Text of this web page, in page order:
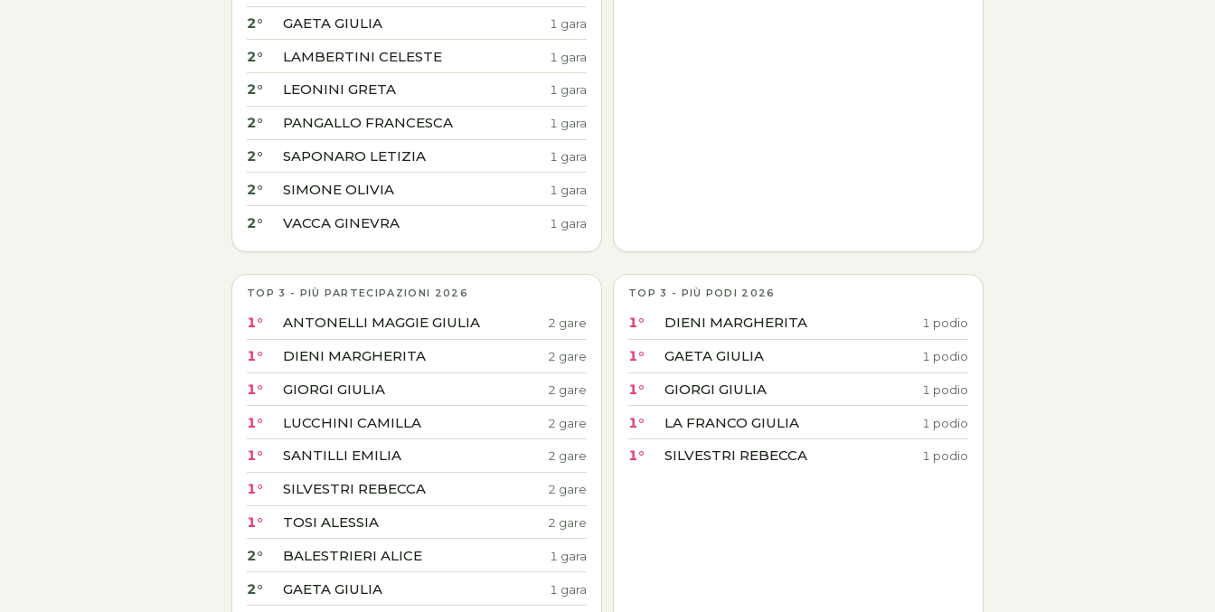
2° GAETA GIULIA 1 gara
2° LAMBERTINI CELESTE 1 gara
2° LEONINI GRETA 1 gara
2° PANGALLO FRANCESCA 1 gara
2° SAPONARO LETIZIA 1 gara
2° SIMONE OLIVIA 1 gara
2° VACCA GINEVRA 1 gara
TOP 3 - PIÙ PARTECIPAZIONI 2026
1° ANTONELLI MAGGIE GIULIA 2 gare
1° DIENI MARGHERITA 2 gare
1° GIORGI GIULIA 2 gare
1° LUCCHINI CAMILLA 2 gare
1° SANTILLI EMILIA 2 gare
1° SILVESTRI REBECCA 2 gare
1° TOSI ALESSIA 2 gare
2° BALESTRIERI ALICE 1 gara
2° GAETA GIULIA 1 gara
TOP 3 - PIÙ PODI 2026
1° DIENI MARGHERITA 1 podio
1° GAETA GIULIA 1 podio
1° GIORGI GIULIA 1 podio
1° LA FRANCO GIULIA 1 podio
1° SILVESTRI REBECCA 1 podio